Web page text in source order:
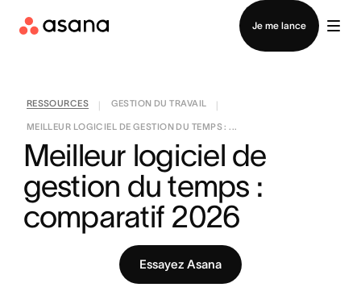
Je me lance
Contacter le service commercial
RESSOURCES GESTION DU TRAVAIL
MEILLEUR LOGICIEL DE GESTION DU TEMPS : ...
Meilleur logiciel de
gestion du temps :
comparatif 2026
Essayez Asana